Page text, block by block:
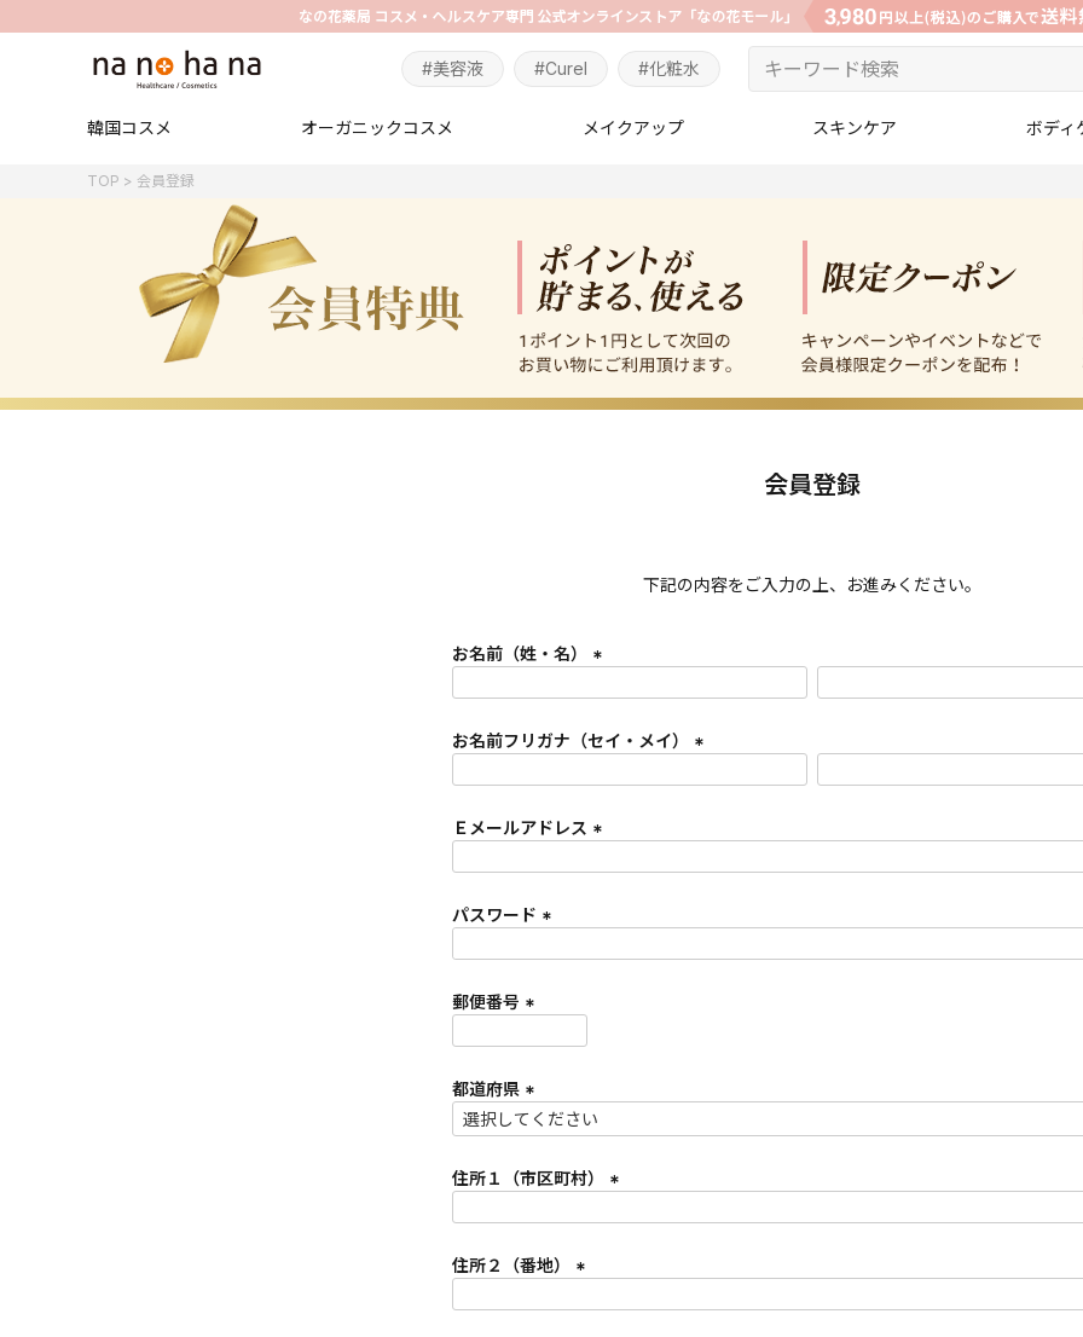
#化粧水
#Curel
#美容液
韓国コスメ オーガニックコスメ メイクアップ スキンケア ボディ
TOP 会員登録
会員登録
下記の内容をご入力の上、お進みください。
お名前（姓・名）
須
お名前フリガナ（セイ・メイ）
Ｅメールアドレス
パスワード
郵便番号
須
)
都道府県
(
須
)
住所１（市区町村）
住所２（番地）